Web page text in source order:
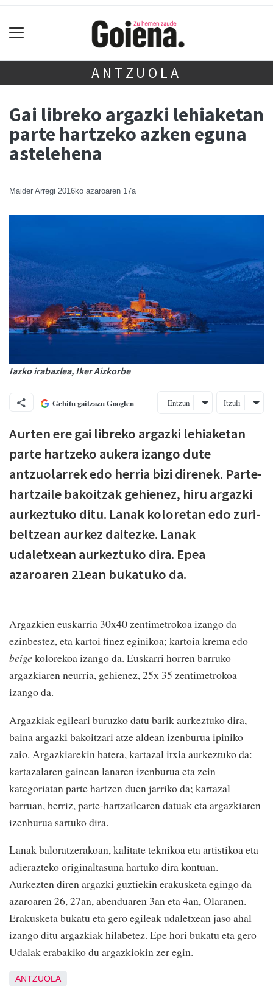
ANTZUOLA
Gai libreko argazki lehiaketan
parte hartzeko azken eguna
astelehena
Maider Arregi 2016ko azaroaren 17a
Iazko irabazlea, Iker Aizkorbe
Gehitu gaitzazu Googlen Entzun Itzuli
Aurten ere gai libreko argazki lehiaketan
parte hartzeko aukera izango dute
antzuolarrek edo herria bizi direnek. Parte-
hartzaile bakoitzak gehienez, hiru argazki
aurkeztuko ditu. Lanak koloretan edo zuri-
beltzean aurkez daitezke. Lanak
udaletxean aurkeztuko dira. Epea
azaroaren 21ean bukatuko da.
Argazkien euskarria 30x40 zentimetrokoa izango da
ezinbestez, eta kartoi finez eginikoa; kartoia krema edo
beigekolorekoa izango da. Euskarri horren barruko
argazkiaren neurria, gehienez, 25x 35 zentimetrokoa
izango da.
Argazkiak egileari buruzko datu barik aurkeztuko dira,
baina argazki bakoitzari atze aldean izenburua ipiniko
zaio. Argazkiarekin batera, kartazal itxia aurkeztuko da:
kartazalaren gainean lanaren izenburua eta zein
kategoriatan parte hartzen duen jarriko da; kartazal
barruan, berriz, parte-hartzailearen datuak eta argazkiaren
izenburua sartuko dira.
Lanak baloratzerakoan, kalitate teknikoa eta artistikoa eta
adierazteko originaltasuna hartuko dira kontuan.
Aurkezten diren argazki guztiekin erakusketa egingo da
azaroaren 26, 27an, abenduaren 3an eta 4an, Olaranen.
Erakusketa bukatu eta gero egileak udaletxean jaso ahal
izango ditu argazkiak hilabetez. Epe hori bukatu eta gero
Udalak erabakiko du argazkiokin zer egin.
ANTZUOLA